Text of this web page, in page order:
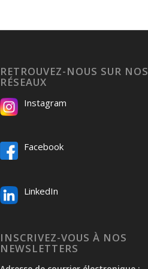
RETROUVEZ-NOUS SUR NOS
RÉSEAUX
Instagram
Facebook
LinkedIn
INSCRIVEZ-VOUS À NOS
NEWSLETTERS